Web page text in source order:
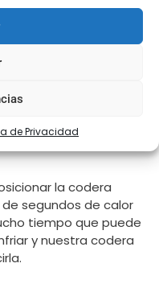
de Privacidad
con un amplio
para coser a
recomendar para
limpio sin dedicar
la codera
segundos de calor
tiempo que puede
y nuestra codera